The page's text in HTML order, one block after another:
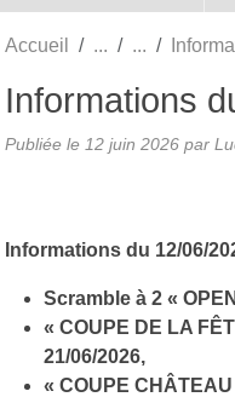
Accueil
Informations
Publiée le 12 juin 2026 par
Informations du 12/06/
Scramble à 2 «
« COUPE DE LA
21/06/2026,
« COUPE